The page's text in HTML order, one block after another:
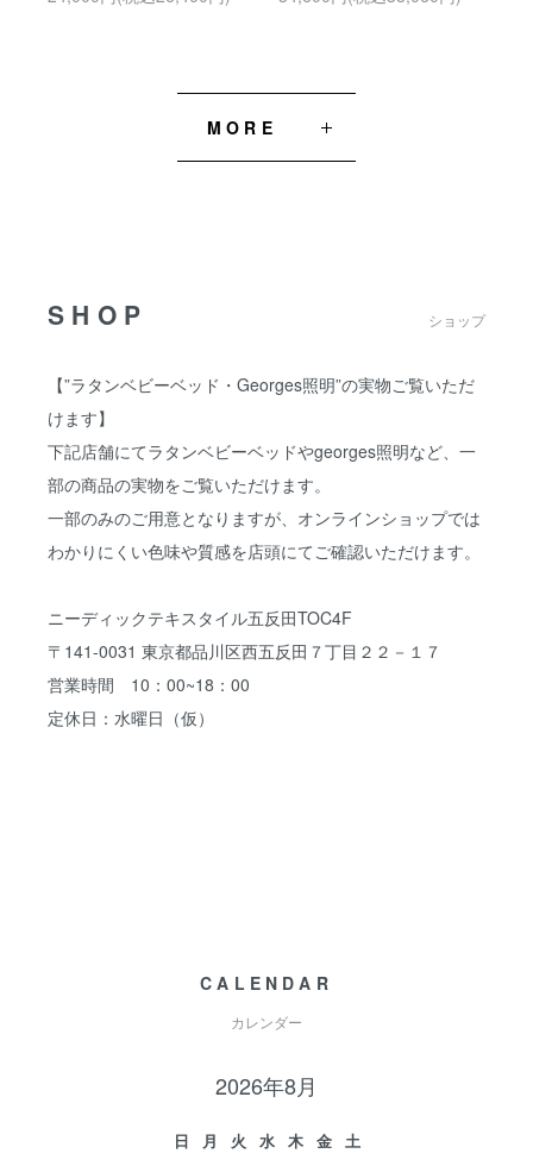
MORE
SHOP ショップ
【”ラタンベビーベッド・Georges照明”の実物ご覧いただ
けます】
下記店舗にてラタンベビーベッドやgeorges照明など、一
部の商品の実物をご覧いただけます。
一部のみのご用意となりますが、オンラインショップでは
わかりにくい色味や質感を店頭にてご確認いただけます。
ニーディックテキスタイル五反田TOC4F
〒141-0031 東京都品川区西五反田７丁目２２－１７
営業時間 10：00~18：00
定休日：水曜日（仮）
CALENDAR
カレンダー
2026年8月
日 月 火 水 木 金
土